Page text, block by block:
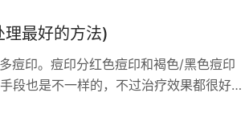
最好的方法)
痘印。痘印分红色痘印和褐色/黑色痘印
段也是不一样的，不过治疗效果都很好。